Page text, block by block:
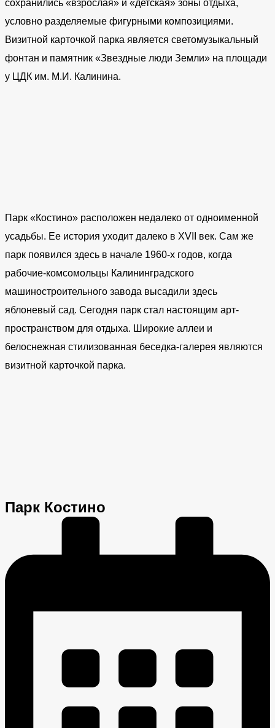
сохранились «взрослая» и «детская» зоны отдыха,
условно разделяемые фигурными композициями.
Визитной карточкой парка является светомузыкальный
фонтан и памятник «Звездные люди Земли» на площади
у ЦДК им. М.И. Калинина.
Парк «Костино» расположен недалеко от одноименной
усадьбы. Ее история уходит далеко в XVII век. Сам же
парк появился здесь в начале 1960-х годов, когда
рабочие-комсомольцы Калининградского
машиностроительного завода высадили здесь
яблоневый сад. Сегодня парк стал настоящим арт-
пространством для отдыха. Широкие аллеи и
белоснежная стилизованная беседка-галерея являются
визитной карточкой парка.
Парк Костино